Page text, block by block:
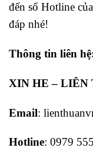
đến số Hotline
đáp nhé!
Thông tin liên
XIN HE – LIÊN
Email:
Hotline: 0979